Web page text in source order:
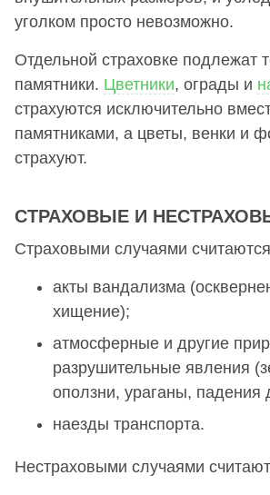
уголком просто невозможно.
Отдельной страховке подлежат
памятники. Цветники, ограды и
страхуются исключительно
памятниками, а цветы, венки и
страхуют.
СТРАХОВЫЕ И
Страховыми случаями
акты вандализма
хищение);
атмосферные и другие
разрушительные явления
оползни, ураганы, падения
наезды транспорта.
Нестраховыми случаями